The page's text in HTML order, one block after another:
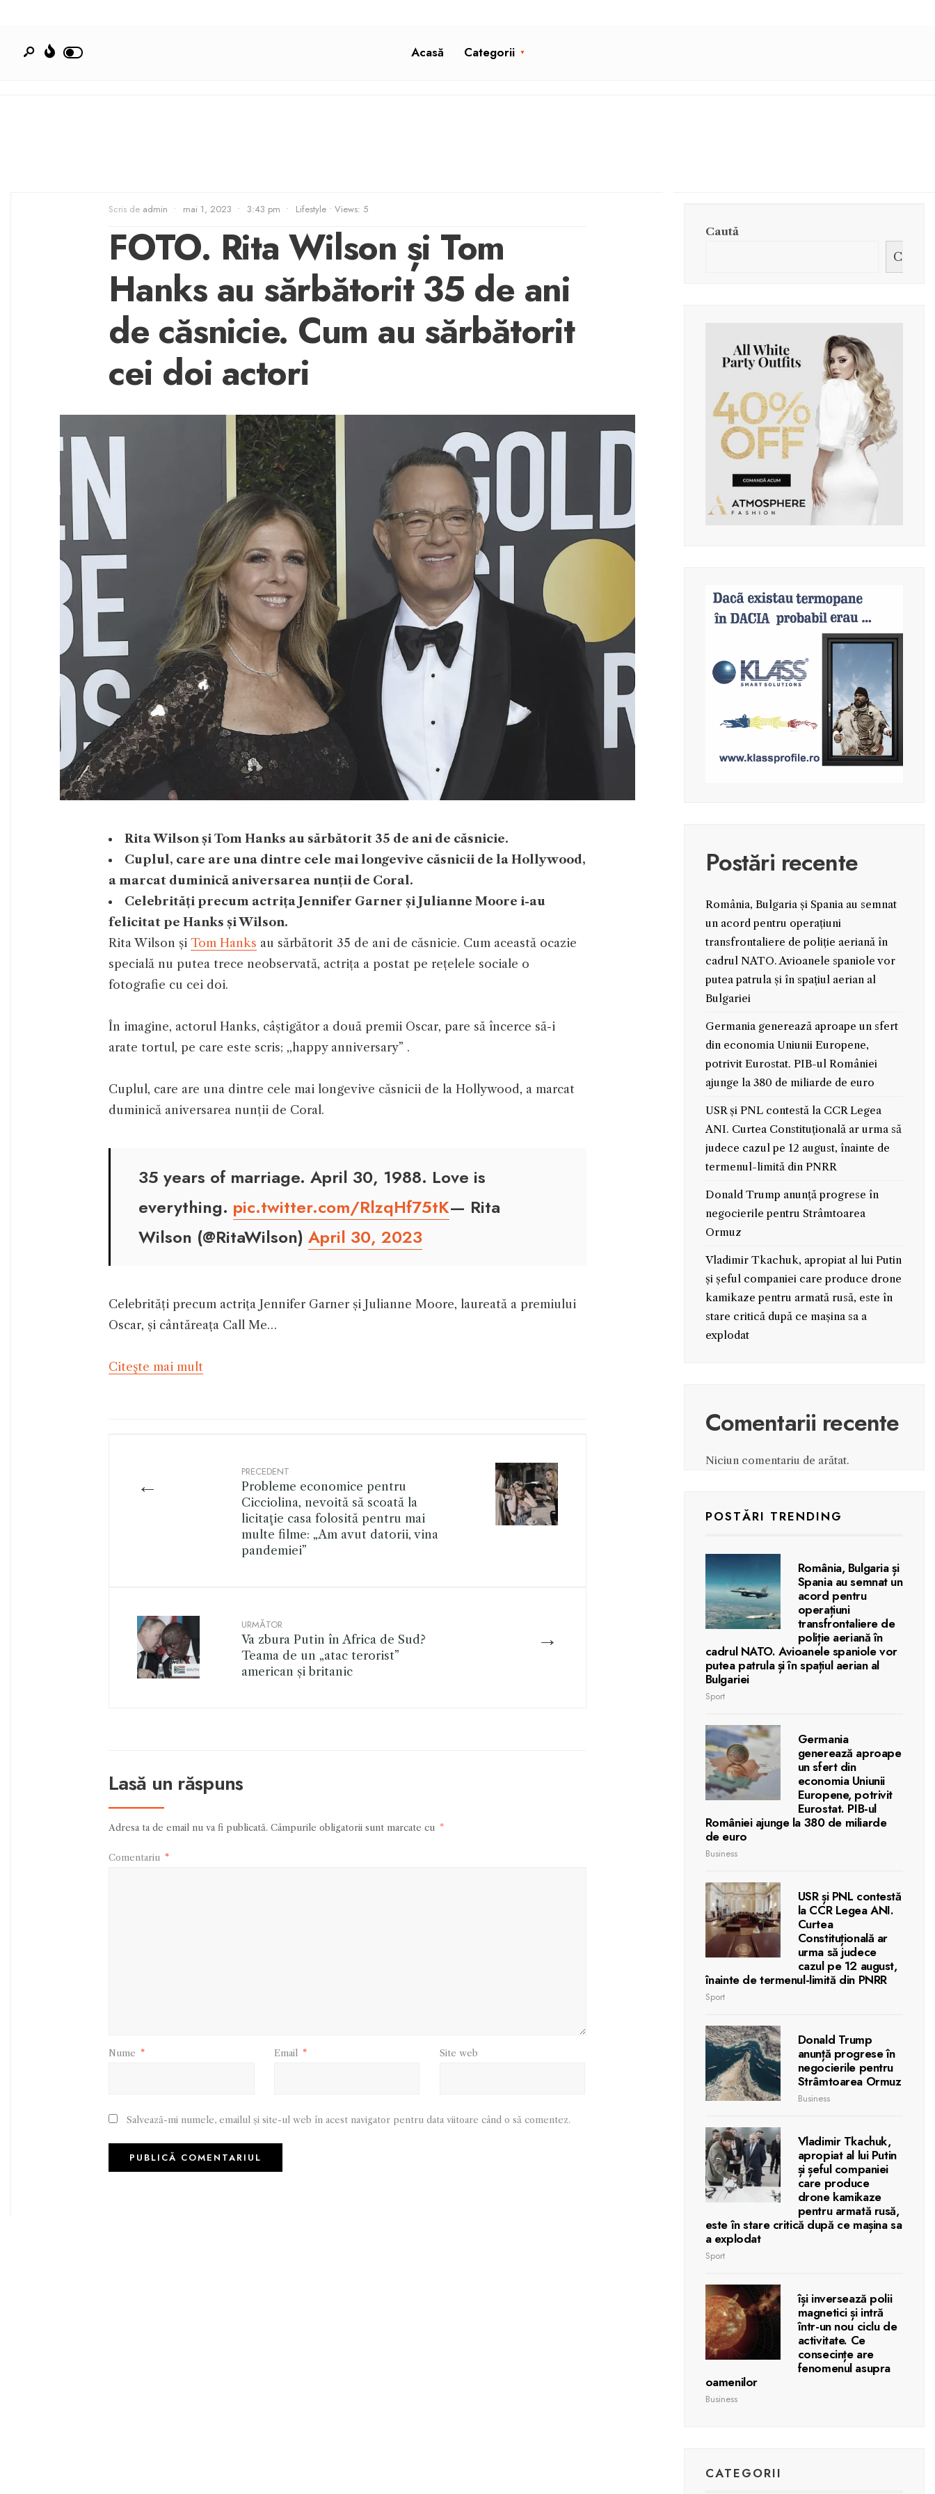
Acasă Categorii
Scris de admin • mai 1, 2023 • 3:43 pm • Lifestyle • Views: 5
FOTO. Rita Wilson și Tom
Hanks au sărbătorit 35 de ani
de căsnicie. Cum au sărbătorit
cei doi actori
Rita Wilson și Tom Hanks au sărbătorit 35 de ani de căsnicie.
Cuplul, care are una dintre cele mai longevive căsnicii de la Hollywood,
a marcat duminică aniversarea nunții de Coral.
Celebrități precum actrița Jennifer Garner și Julianne Moore i-au
felicitat pe Hanks și Wilson.
Rita Wilson și Tom Hanks au sărbătorit 35 de ani de căsnicie. Cum această ocazie
specială nu putea trece neobservată, actrița a postat pe rețelele sociale o
fotografie cu cei doi.
În imagine, actorul Hanks, câștigător a două premii Oscar, pare să încerce să-i
arate tortul, pe care este scris; ,,happy anniversary” .
Cuplul, care are una dintre cele mai longevive căsnicii de la Hollywood, a marcat
duminică aniversarea nunții de Coral.
35 years of marriage. April 30, 1988. Love is
everything. pic.twitter.com/RlzqHf75tK— Rita
Wilson (@RitaWilson) April 30, 2023
Celebrități precum actrița Jennifer Garner și Julianne Moore, laureată a premiului
Oscar, și cântăreața Call Me…
Citeşte mai mult
←
PRECEDENT
Probleme economice pentru
Cicciolina, nevoită să scoată la
licitaţie casa folosită pentru mai
multe filme: „Am avut datorii, vina
pandemiei”
→
URMĂTOR
Va zbura Putin în Africa de Sud?
Teama de un „atac terorist”
american și britanic
Lasă un răspuns
Adresa ta de email nu va fi publicată. Câmpurile obligatorii sunt marcate cu *
Comentariu *
Nume * Email * Site web
Salvează-mi numele, emailul și site-ul web în acest navigator pentru data viitoare când o să comentez.
Caută
Caută
Postări recente
România, Bulgaria și Spania au semnat
un acord pentru operațiuni
transfrontaliere de poliție aeriană în
cadrul NATO. Avioanele spaniole vor
putea patrula și în spațiul aerian al
Bulgariei
Germania generează aproape un sfert
din economia Uniunii Europene,
potrivit Eurostat. PIB-ul României
ajunge la 380 de miliarde de euro
USR și PNL contestă la CCR Legea
ANI. Curtea Constituțională ar urma să
judece cazul pe 12 august, înainte de
termenul-limită din PNRR
Donald Trump anunță progrese în
negocierile pentru Strâmtoarea
Ormuz
Vladimir Tkachuk, apropiat al lui Putin
și șeful companiei care produce drone
kamikaze pentru armată rusă, este în
stare critică după ce mașina sa a
explodat
Comentarii recente
Niciun comentariu de arătat.
POSTĂRI TRENDING
România, Bulgaria și
Spania au semnat un
acord pentru
operațiuni
transfrontaliere de
poliție aeriană în
cadrul NATO. Avioanele spaniole vor
putea patrula și în spațiul aerian al
Bulgariei
Sport
Germania
generează aproape
un sfert din
economia Uniunii
Europene, potrivit
Eurostat. PIB-ul
României ajunge la 380 de miliarde
de euro
Business
USR și PNL contestă
la CCR Legea ANI.
Curtea
Constituțională ar
urma să judece
cazul pe 12 august,
înainte de termenul-limită din PNRR
Sport
Donald Trump
anunță progrese în
negocierile pentru
Strâmtoarea Ormuz
Business
Vladimir Tkachuk,
apropiat al lui Putin
și șeful companiei
care produce
drone kamikaze
pentru armată rusă,
este în stare critică după ce mașina sa
a explodat
Sport
își inversează polii
magnetici și intră
într-un nou ciclu de
activitate. Ce
consecințe are
fenomenul asupra
oamenilor
Business
CATEGORII